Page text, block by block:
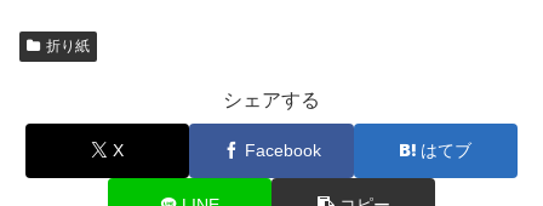
折り紙
シェアする
X Facebook はてブ